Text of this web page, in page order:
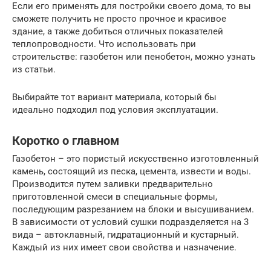
Если его применять для постройки своего дома, то вы
сможете получить не просто прочное и красивое
здание, а также добиться отличных показателей
теплопроводности. Что использовать при
строительстве: газобетон или пенобетон, можно узнать
из статьи.
Выбирайте тот вариант материала, который бы
идеально подходил под условия эксплуатации.
Коротко о главном
Газобетон – это пористый искусственно изготовленный
камень, состоящий из песка, цемента, извести и воды.
Производится путем заливки предварительно
приготовленной смеси в специальные формы,
последующим разрезанием на блоки и высушиванием.
В зависимости от условий сушки подразделяется на 3
вида – автоклавный, гидратационный и кустарный.
Каждый из них имеет свои свойства и назначение.